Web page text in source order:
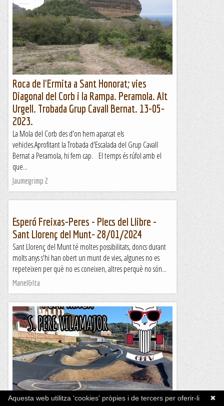
Roca de l'Ermita a Sant Honorat; vies
Diagonal del Corb i la Rampa. Peramola. Alt
Urgell. Trobada Grup Cavall Bernat. 13-05-
2023.
La Mola del Corb des d'on hem aparcat els
vehicles.Aprofitant la Trobada d'Escalada del Grup Cavall
Bernat a Peramola, hi fem cap. El temps és rúfol amb el
que...
Jaumegrimp 2
Esperó Freixas-Peres - Plecs del Llibre -
Sant Llorenç del Munt- 28/01/2024
Sant Llorenç del Munt té moltes possibilitats, doncs durant
molts anys s'hi han obert un munt de vies, algunes no es
repeteixen per què no es coneixen, altres perquè no són...
Manel&Ita
✖
Aquesta web utilitza 'cookies' pròpies i de tercers per oferir-li